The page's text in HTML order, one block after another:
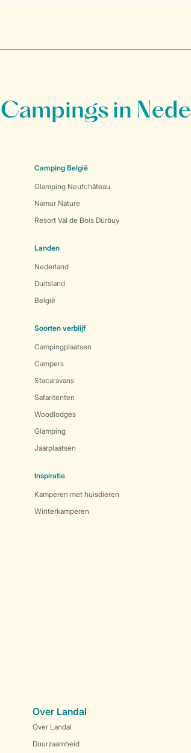
Campings in
Camping België
Glamping Neufchâteau
Namur Nature
Resort Val de Bois Durbuy
Landen
Nederland
Duitsland
België
Soorten verblijf
Campingplaatsen
Campers
Stacaravans
Safaritenten
Woodlodges
Glamping
Jaarplaatsen
Inspiratie
Kamperen met huisdieren
Winterkamperen
Over Landal
Over Landal
Duurzaamheid